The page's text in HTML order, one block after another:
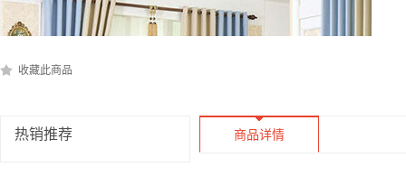
收藏此商品
热销推荐 商品详情